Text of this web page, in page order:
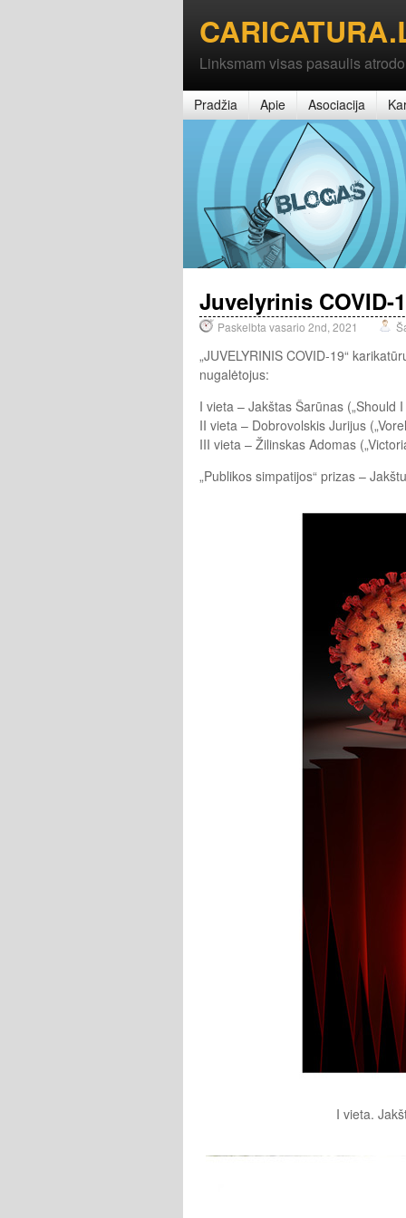
Linksmam visas pasaulis
Pradžia Apie Asociacija
Juvelyrinis COVID-
Paskelbta vasario 2nd, 2021
„JUVELYRINIS COVID-19“
nugalėtojus:
I vieta – Jakštas Šarūnas („Should
II vieta – Dobrovolskis Jurijus
III vieta – Žilinskas Adomas
„Publikos simpatijos“ prizas –
I vieta.